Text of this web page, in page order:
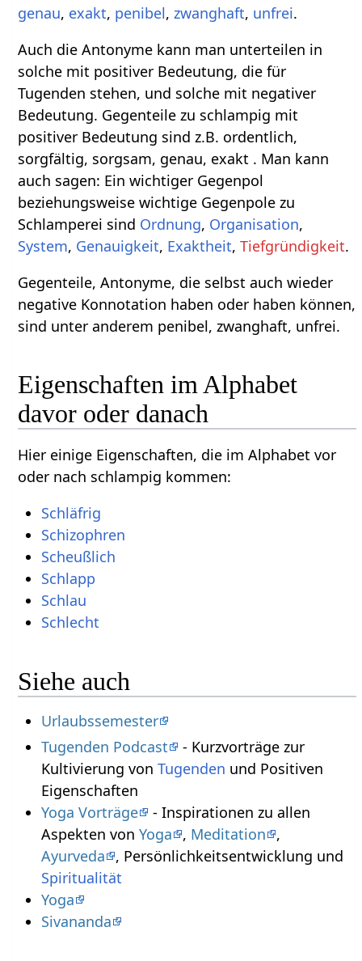
genau, exakt, penibel,zwanghaft, unfrei.
Auch die Antonyme kann man unterteilen in
solche mit positiver Bedeutung, die für
Tugenden stehen, und solche mit negativer
Bedeutung. Gegenteile zu schlampig mit
positiver Bedeutung sind z.B. ordentlich,
sorgfältig, sorgsam, genau, exakt . Man kann
auch sagen: Ein wichtiger Gegenpol
beziehungsweise wichtige Gegenpole zu
Schlamperei sind Ordnung, Organisation,
System, Genauigkeit, Exaktheit,Tiefgründigkeit.
Gegenteile, Antonyme, die selbst auch wieder
negative Konnotation haben oder haben können,
sind unter anderem penibel, zwanghaft, unfrei.
Eigenschaften im Alphabet
davor oder danach
Hier einige Eigenschaften, die im Alphabet vor
oder nach schlampig kommen:
Schläfrig
Schizophren
Scheußlich
Schlapp
Schlau
Schlecht
Siehe auch
Urlaubssemester
Tugenden Podcast
- Kurzvorträge zur
Kultivierung von Tugenden und Positiven
Eigenschaften
Yoga Vorträge
- Inspirationen zu allen
Aspekten von Yoga , Meditation
,
Ayurveda
, Persönlichkeitsentwicklung und
Spiritualität
Yoga
Sivananda